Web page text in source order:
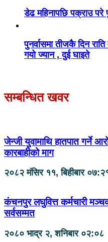
डेढ महिनापछि पक्राउ परे
पुनर्वासमा तीजकै दिन
गयो ज्यान , दुई घाइते
सम्बन्धित खवर
जेन्जी युवामाथि हातपात गर्ने
कारबाहीको माग
२०८२ मंसिर ११, बिहीबार
कंचनपुर लघुवित्त कर्मचारी
सर्वसम्मत
२०८० भाद्र २, शनिबार ०२:०८